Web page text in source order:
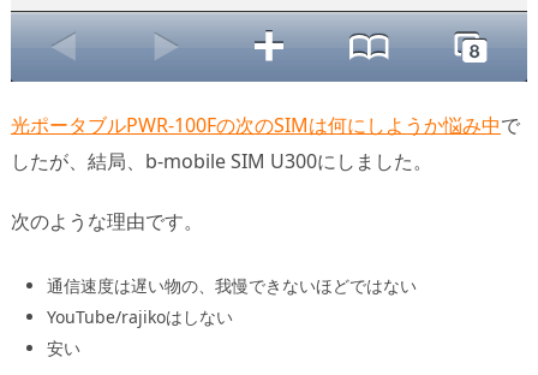
光ポータブルPWR-100Fの次のSIMは何にしようか悩み中で
したが、結局、b-mobile SIM U300にしました。
次のような理由です。
通信速度は遅い物の、我慢できないほどではない
YouTube/rajikoはしない
安い